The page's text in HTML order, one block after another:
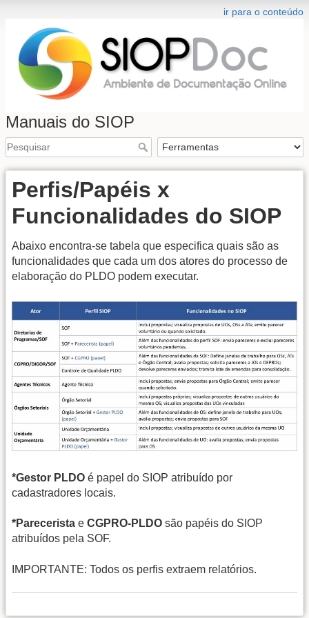
ir para o conteúdo
Manuais do SIOP
Perfis/Papéis x
Funcionalidades do SIOP
Abaixo encontra-se tabela que especifica quais são as
funcionalidades que cada um dos atores do processo de
elaboração do PLDO podem executar.
*Gestor PLDO é papel do SIOP atribuído por
cadastradores locais.
*Parecerista e CGPRO-PLDO são papéis do SIOP
atribuídos pela SOF.
IMPORTANTE: Todos os perfis extraem relatórios.